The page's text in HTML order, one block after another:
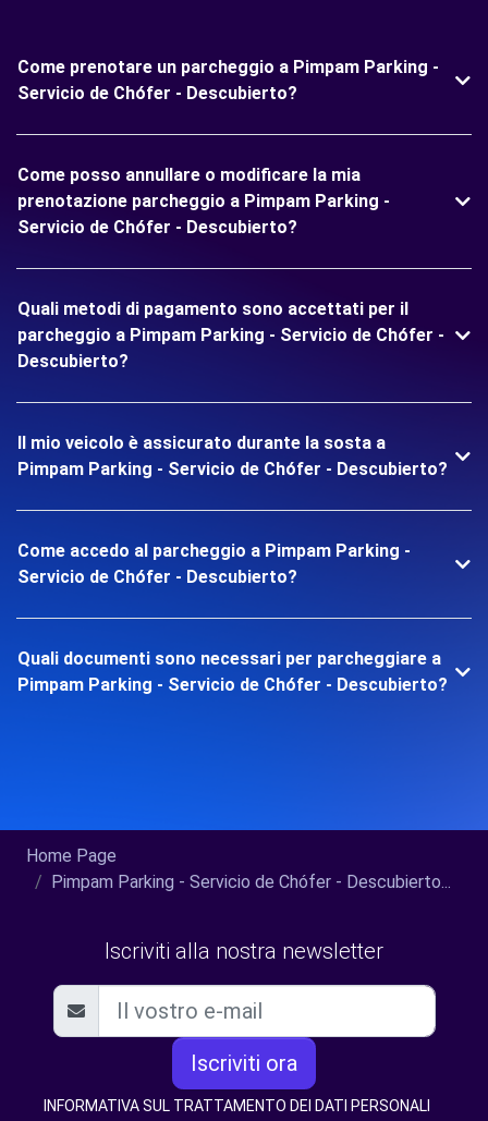
Come prenotare un parcheggio a Pimpam Parking -
Servicio de Chófer - Descubierto?
Come posso annullare o modificare la mia
prenotazione parcheggio a Pimpam Parking -
Servicio de Chófer - Descubierto?
Quali metodi di pagamento sono accettati per il
parcheggio a Pimpam Parking - Servicio de Chófer -
Descubierto?
Il mio veicolo è assicurato durante la sosta a
Pimpam Parking - Servicio de Chófer - Descubierto?
Come accedo al parcheggio a Pimpam Parking -
Servicio de Chófer - Descubierto?
Quali documenti sono necessari per parcheggiare a
Pimpam Parking - Servicio de Chófer - Descubierto?
Home Page
Pimpam Parking - Servicio de Chófer - Descubierto...
Iscriviti alla nostra newsletter
Iscriviti ora
INFORMATIVA SUL TRATTAMENTO DEI DATI PERSONALI